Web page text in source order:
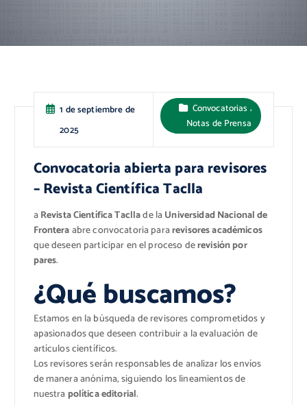
1 de septiembre de
2025
Convocatorias ,
Notas de Prensa
Convocatoria abierta para revisores
– Revista Científica Taclla
aRevista Científica Tacllade laUniversidad Nacional de
Fronteraabre convocatoria pararevisores académicos
que deseen participar en el proceso derevisión por
pares.
¿Qué buscamos?
Estamos en la búsqueda de revisores comprometidos y
apasionados que deseen contribuir a la evaluación de
artículos científicos.
Los revisores serán responsables de analizar los envíos
de manera anónima, siguiendo los lineamientos de
nuestra política editorial.